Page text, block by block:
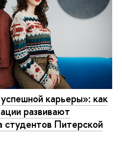
карьеры»: как
развивают
студентов Питерской